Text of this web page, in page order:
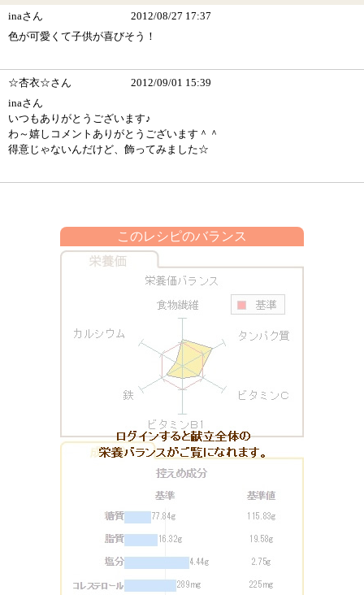
inaさん
2012/08/27 17:37
色が可愛くて子供が喜びそう！
☆杏衣☆さん
2012/09/01 15:39
inaさん
いつもありがとうございます♪
わ～嬉しコメントありがとうございます＾＾
得意じゃないんだけど、飾ってみました☆
このレシピのバランス